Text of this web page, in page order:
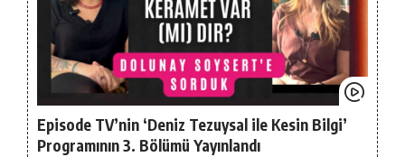
Episode TV’nin ‘Deniz Tezuysal ile Kesin Bilgi’
Programının 3. Bölümü Yayınlandı